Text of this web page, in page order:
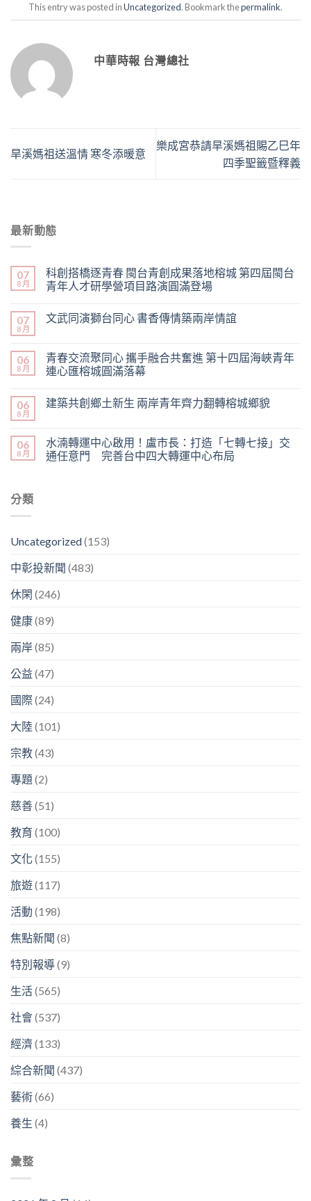
This entry was posted inUncategorized. Bookmark thepermalink.
中華時報 台灣總社
旱溪媽祖送溫情 寒冬添暖意
樂成宮恭請旱溪媽祖賜乙巳年
四季聖籤暨釋義
最新動態
07
8 月
科創搭橋逐青春 閩台青創成果落地榕城 第四屆閩台
青年人才研學營項目路演圓滿登場
07
8 月
文武同演獅台同心 書香傳情築兩岸情誼
06
8 月
青春交流聚同心 攜手融合共奮進 第十四屆海峽青年
連心匯榕城圓滿落幕
06
8 月
建築共創鄉土新生 兩岸青年齊力翻轉榕城鄉貌
06
8 月
水湳轉運中心啟用！盧市長：打造「七轉七接」交
通任意門 完善台中四大轉運中心布局
分類
Uncategorized(153)
中彰投新聞 (483)
休閑 (246)
健康(89)
兩岸(85)
公益 (47)
國際(24)
大陸(101)
宗教(43)
專題(2)
慈善(51)
教育 (100)
文化 (155)
旅遊(117)
活動 (198)
焦點新聞 (8)
特別報導(9)
生活(565)
社會(537)
經濟 (133)
綜合新聞 (437)
藝術(66)
養生 (4)
彙整